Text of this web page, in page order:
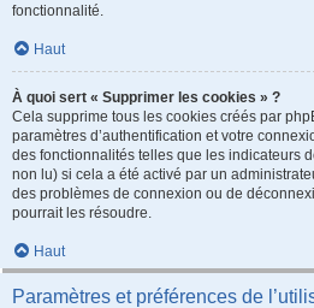
fonctionnalité.
Haut
À quoi sert « Supprimer les cookies » ?
Cela supprime tous les cookies créés par
paramètres d’authentification et votre
des fonctionnalités telles que les indicateurs
non lu) si cela a été activé par un
des problèmes de connexion ou de
pourrait les résoudre.
Haut
Paramètres et préférences de